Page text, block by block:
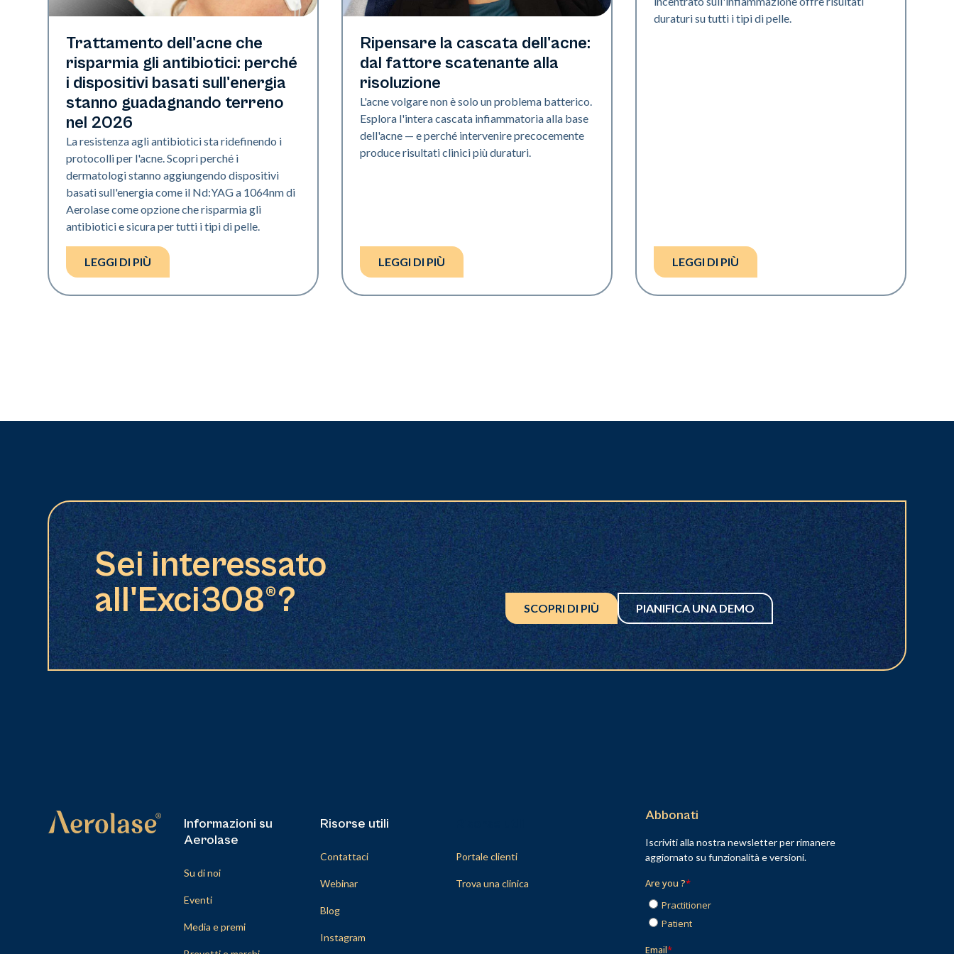
Salute della pelle
Trattamento dell'acne che
risparmia gli antibiotici: perché
i dispositivi basati sull'energia
stanno guadagnando terreno
nel 2026
La resistenza agli antibiotici sta ridefinendo i
protocolli per l'acne. Scopri perché i
dermatologi stanno aggiungendo dispositivi
basati sull'energia come il Nd:YAG a 1064nm di
Aerolase come opzione che risparmia gli
antibiotici e sicura per tutti i tipi di pelle.
LEGGI DI PIÙ
Salute della pelle
Ripensare la cascata dell'acne:
dal fattore scatenante alla
risoluzione
L'acne volgare non è solo un problema batterico.
Esplora l'intera cascata infiammatoria alla base
dell'acne — e perché intervenire precocemente
produce risultati clinici più duraturi.
LEGGI DI PIÙ
duraturi su tutti i tipi di pelle.
LEGGI DI PIÙ
Sei interessato
all'Exci308®?
SCOPRI DI PIÙ PIANIFICA UNA DEMO
Informazioni su
Aerolase
Su di noi
Eventi
Media e premi
Risorse utili
Contattaci
Webinar
Blog
Instagram
Portale clienti
Trova una clinica
Abbonati
Iscriviti alla nostra newsletter per rimanere
aggiornato su funzionalità e versioni.